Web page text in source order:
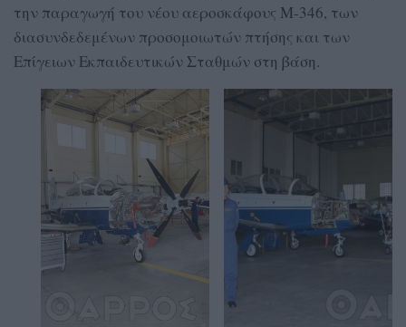
την παραγωγή του νέου αεροσκάφους M-346, των
διασυνδεδεμένων προσομοιωτών πτήσης και των
Επίγειων Εκπαιδευτικών Σταθμών στη βάση.